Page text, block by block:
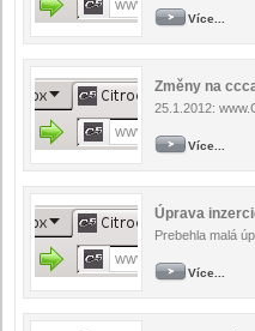
Více...
Změny na
25.1.2012:
Více...
Úprava
Prebehla malá
Více...